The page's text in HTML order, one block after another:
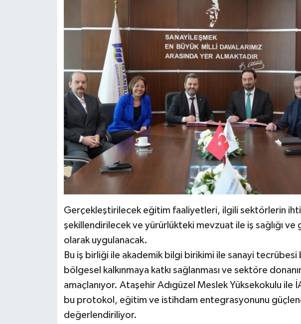
Gerçekleştirilecek eğitim faaliyetleri, ilgili sektörlerin
şekillendirilecek ve yürürlükteki mevzuat ile iş sağlığı ve
olarak uygulanacak.
Bu iş birliği ile akademik bilgi birikimi ile sanayi
bölgesel kalkınmaya katkı sağlanması ve sektöre
amaçlanıyor. Ataşehir Adıgüzel Meslek Yüksekokulu ile
bu protokol, eğitim ve istihdam entegrasyonunu
değerlendiriliyor.